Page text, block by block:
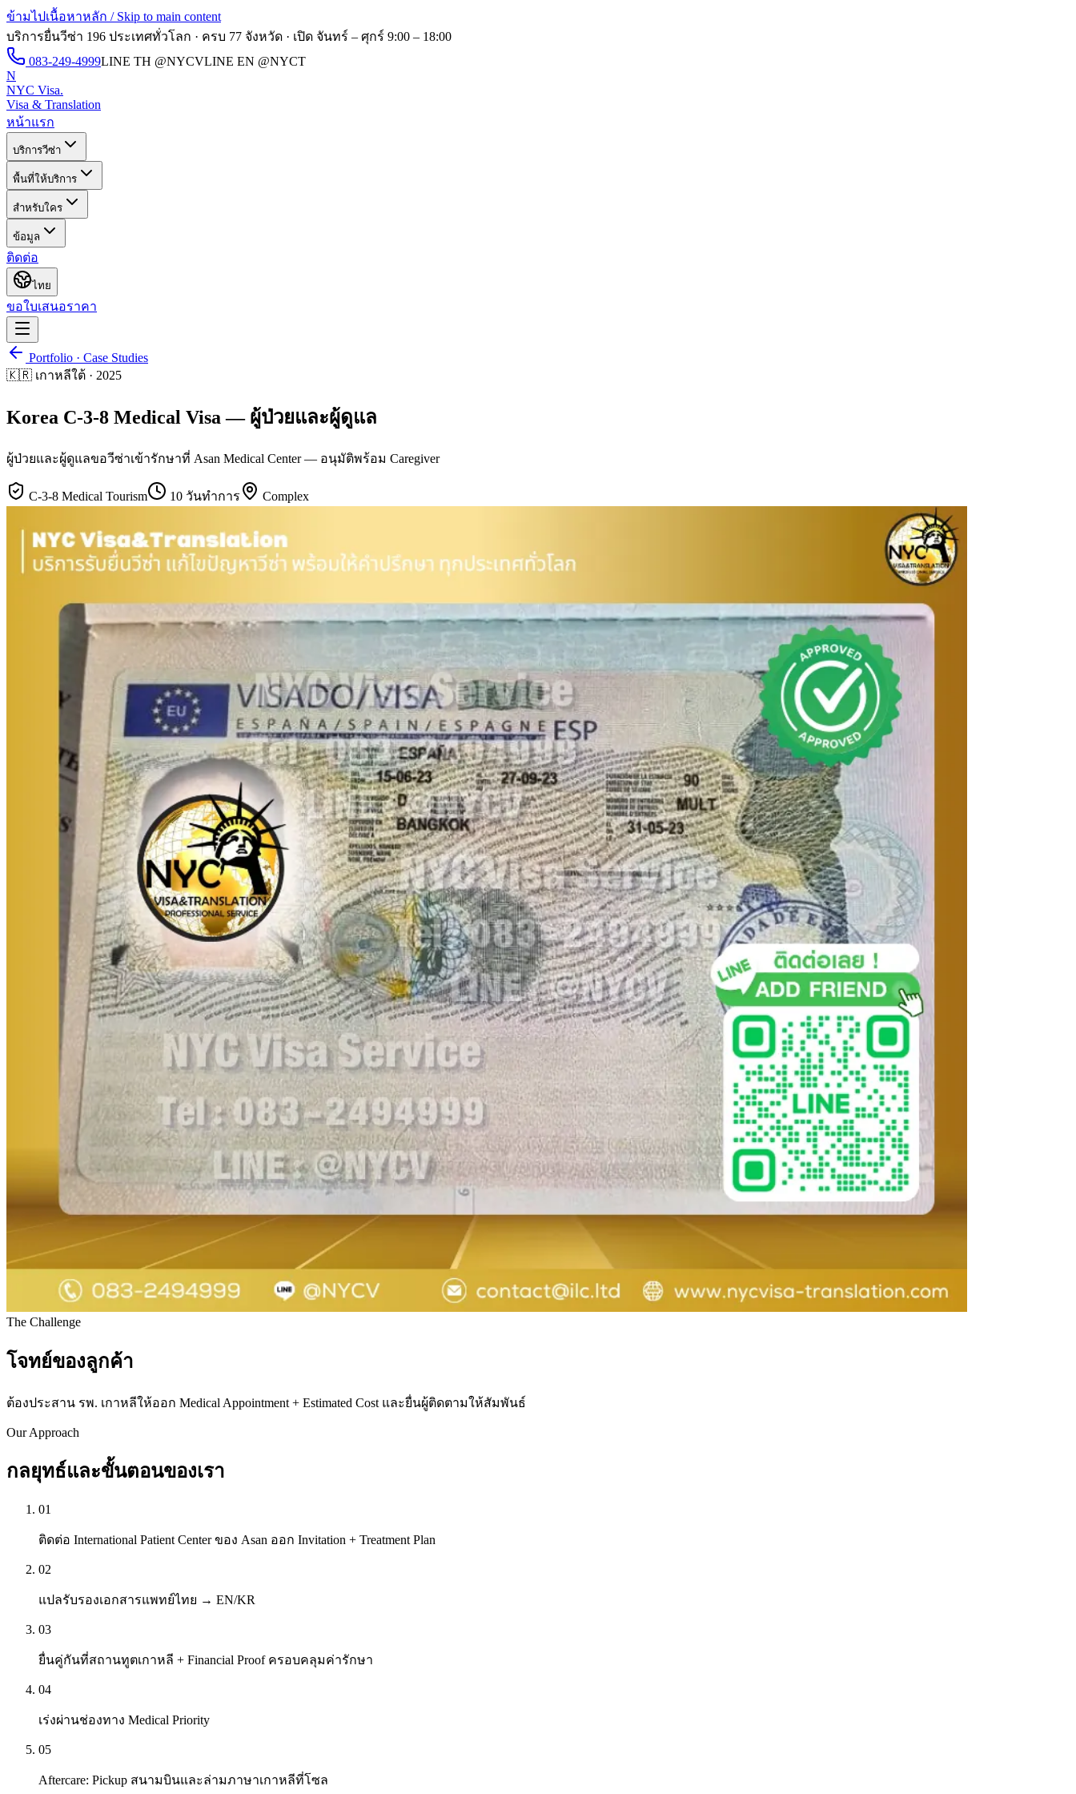
ข้ามไปเนื้อหาหลัก / Skip to main content
บริการยื่นวีซ่า 196 ประเทศทั่วโลก · ครบ 77 จังหวัด · เปิด จันทร์ – ศุกร์ 9:00 – 18:00
083-249-4999LINE TH @NYCVLINE EN @NYCT
N
NYC Visa.
Visa & Translation
หน้าแรก
บริการวีซ่า
พื้นที่ให้บริการ
สำหรับใคร
ข้อมูล
ติดต่อ
ไทย
ขอใบเสนอราคา
Portfolio · Case Studies
🇰🇷 เกาหลีใต้ · 2025
Korea C-3-8 Medical Visa — ผู้ป่วยและผู้ดูแล
ผู้ป่วยและผู้ดูแลขอวีซ่าเข้ารักษาที่ Asan Medical Center — อนุมัติพร้อม Caregiver
C-3-8 Medical Tourism 10 วันทำการ Complex
The Challenge
โจทย์ของลูกค้า
ต้องประสาน รพ. เกาหลีให้ออก Medical Appointment + Estimated Cost และยื่นผู้ติดตามให้สัมพันธ์
Our Approach
กลยุทธ์และขั้นตอนของเรา
01
ติดต่อ International Patient Center ของ Asan ออก Invitation + Treatment Plan
02
แปลรับรองเอกสารแพทย์ไทย → EN/KR
03
ยื่นคู่กันที่สถานทูตเกาหลี + Financial Proof ครอบคลุมค่ารักษา
04
เร่งผ่านช่องทาง Medical Priority
05
Aftercare: Pickup สนามบินและล่ามภาษาเกาหลีที่โซล